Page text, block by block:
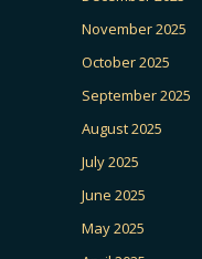
November 2025
October 2025
September 2025
August 2025
July 2025
June 2025
May 2025